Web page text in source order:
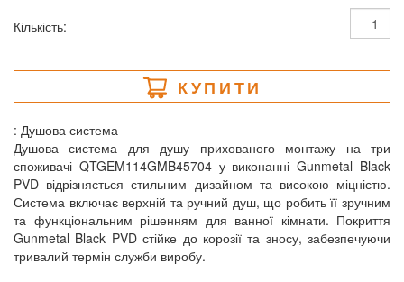
Кількість:
КУПИТИ
: Душова система
Душова система для душу прихованого монтажу на три
споживачі QTGEM114GMB45704 у виконанні Gunmetal Black
PVD відрізняється стильним дизайном та високою міцністю.
Система включає верхній та ручний душ, що робить її зручним
та функціональним рішенням для ванної кімнати. Покриття
Gunmetal Black PVD стійке до корозії та зносу, забезпечуючи
тривалий термін служби виробу.